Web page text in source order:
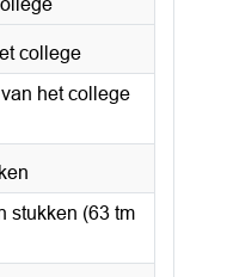
college
het college
stukken (63 tm